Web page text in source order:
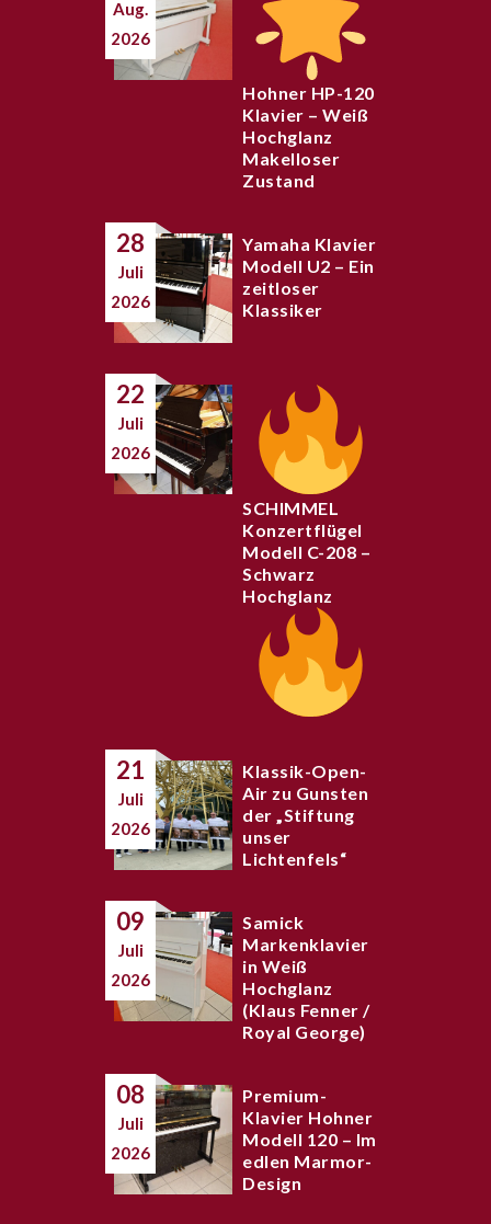
Aug.
2026
Hohner HP-120
Klavier – Weiß
Hochglanz
Makelloser
Zustand
28
Juli
2026
Yamaha Klavier
Modell U2 – Ein
zeitloser
Klassiker
22
Juli
2026
SCHIMMEL
Konzertflügel
Modell C-208 –
Schwarz
Hochglanz
21
Juli
2026
Klassik-Open-
Air zu Gunsten
der „Stiftung
unser
Lichtenfels“
09
Juli
2026
Samick
Markenklavier
in Weiß
Hochglanz
(Klaus Fenner /
Royal George)
08
Juli
2026
Premium-
Klavier Hohner
Modell 120 – Im
edlen Marmor-
Design